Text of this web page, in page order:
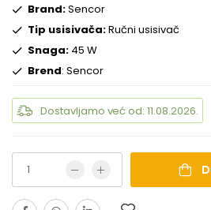
Brand:Sencor
Tip usisivača:Ručni usisivač
Snaga: 45 W
Brend: Sencor
Dostavljamo već od: 11.08.2026.